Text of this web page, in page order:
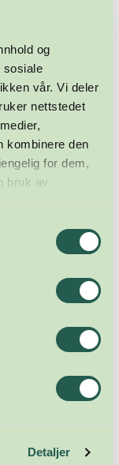
og
sosiale
vår. Vi deler
nettstedet
kombinere den
for dem,
bruk av
Detaljer